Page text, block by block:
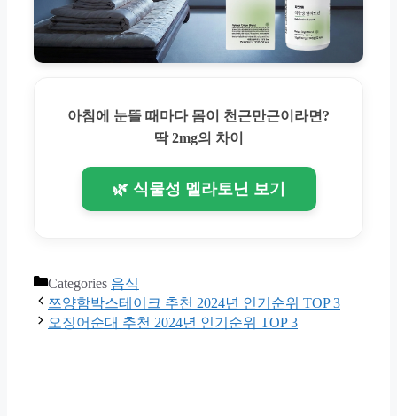
아침에 눈뜰 때마다 몸이 천근만근이라면?
딱 2mg의 차이
🌿 식물성 멜라토닌 보기
Categories 음식
쯔양함박스테이크 추천 2024년 인기순위 TOP 3
오징어순대 추천 2024년 인기순위 TOP 3